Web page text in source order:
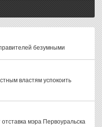
безумными
властям успокоить
мэра Первоуральска